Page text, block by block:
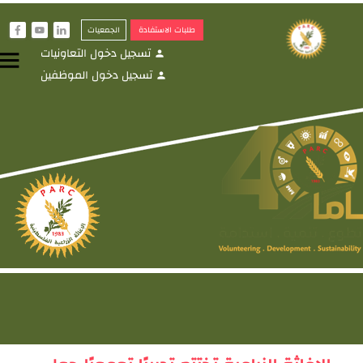
طلبات الاستفادة الجمعيات i
y
f
person تسجيل دخول التعاونيات
person تسجيل دخول الموظفين